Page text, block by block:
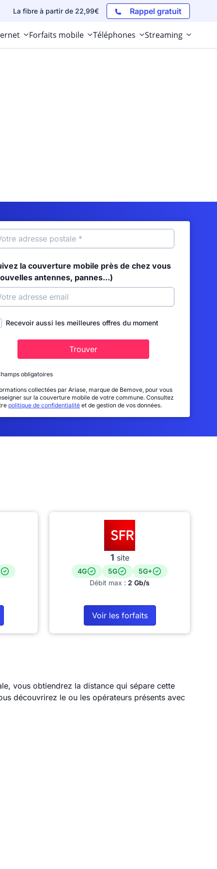
La fibre à partir de 22,99€ Rappel gratuit
Forfaits mobile Téléphones Streaming
la couverture mobile près de chez vous
antennes, pannes...)
Recevoir aussi les meilleures offres du moment
Trouver
obligatoires
collectées par Ariase, marque de Bemove, pour vous
sur la couverture mobile de votre commune. Consultez
politique de confidentialité et de gestion de vos données.
1 site
4G 5G
5G+
Débit max : 2 Gb/s
Voir les forfaits
vous obtiendrez la distance qui sépare cette
découvrirez le ou les opérateurs présents avec